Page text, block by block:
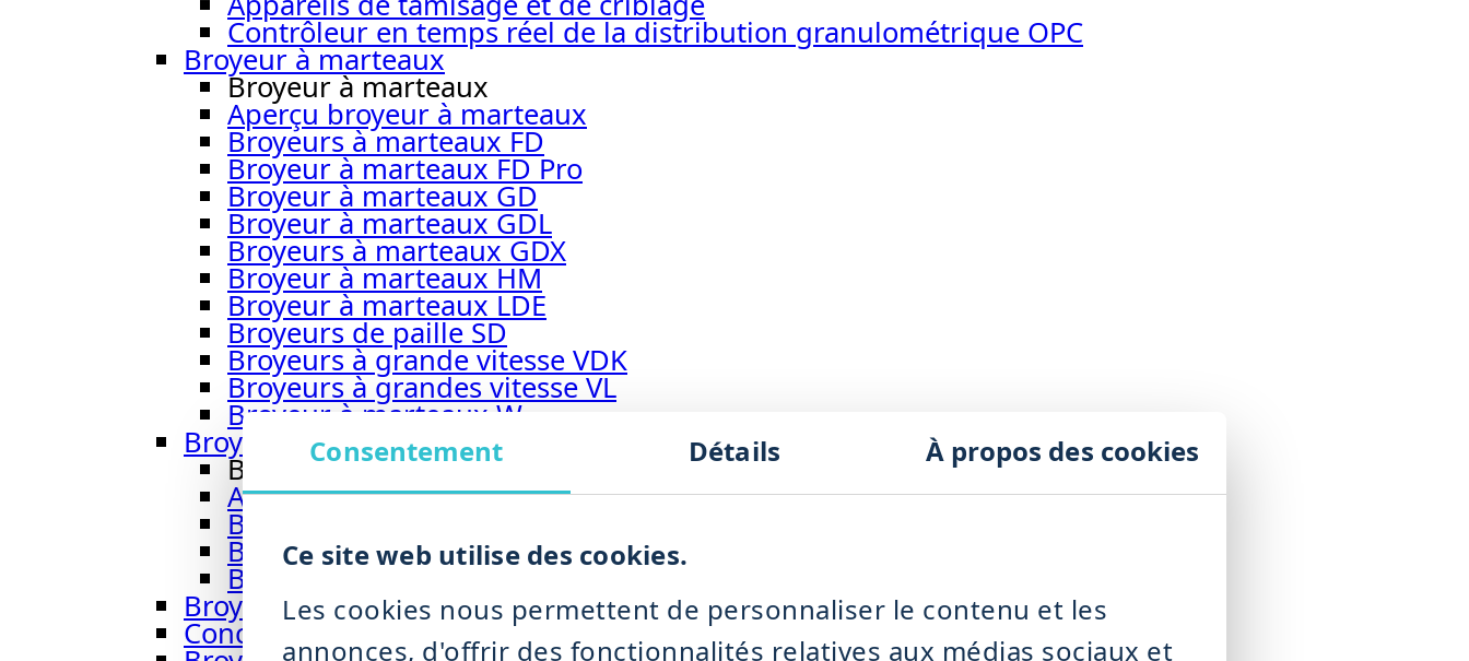
Consentement Détails À propos des cookies
Ce site web utilise des cookies.
Les cookies nous permettent de personnaliser le contenu et les
annonces, d'offrir des fonctionnalités relatives aux médias sociaux et
Contrôleur en temps réel de la distribution granulométrique OPC
Broyeur à marteaux
Broyeur à marteaux
Aperçu broyeur à marteaux
Broyeurs à marteaux FD
Broyeur à marteaux FD Pro
Broyeur à marteaux GD
Broyeur à marteaux GDL
Broyeurs à marteaux GDX
Broyeur à marteaux HM
Broyeur à marteaux LDE
Broyeurs de paille SD
Broyeurs à grande vitesse VDK
Broyeurs à grandes vitesse VL
Broyeur à marteaux W
Broyeur à marteaux humide
Broyeur à marteaux humide
Aperçu broyeur à marteaux humide
Broyeurs par voie humide NDK
Broyeur à marteaux à moteur BIMIX
Broyeur à marteaux humide IMPRA
Broyeur de biomasse BMS
Concasseur CR 900